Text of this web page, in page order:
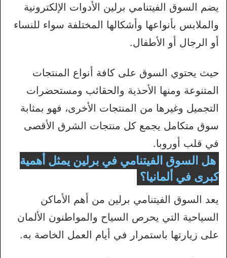
يضم السوق الفيتنامي برلين الأدوات الإلكترونية
والملابس بأنواعها وأشكالها المختلفة سواء للنساء
أو الرجال أو الأطفال.
حيث يحتوي السوق على كافة أنواع المنتجات
المتنوعة ومنها الأحذية والحقائب ومستحضرات
التجميل وغيرها من المنتجات الأخرى، فهو بمثابة
سوق متكامل يجمع كل منتجات الشرق الأقصى
في قلب أوروبا.
هل السوق الفيتنامي في برلين يمثل أهمية
كبرى في ألمانيا؟
يعد السوق الفيتنامي برلين من أهم الأماكن
السياحية التي يحرص السياح والمواطنون الألمان
على زيارتها باستمرار في أيام العمل الخاصة به.